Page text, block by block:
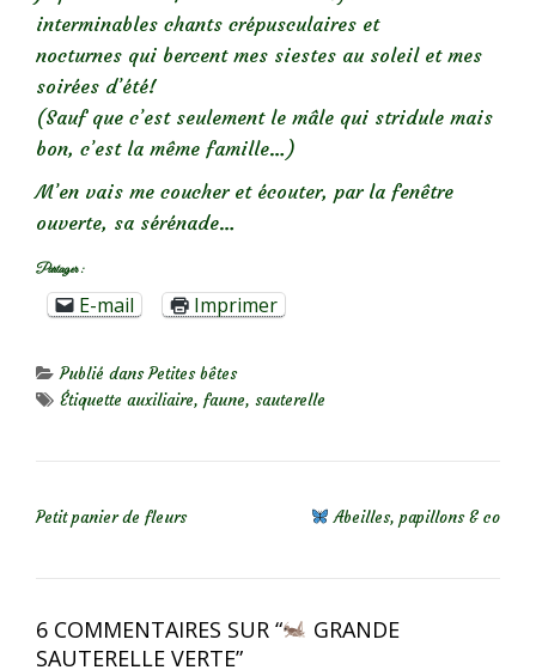
interminables chants crépusculaires et
nocturnes qui bercent mes siestes au soleil et mes
soirées d’été!
(Sauf que c’est seulement le mâle qui stridule mais
bon, c’est la même famille…)
M’en vais me coucher et écouter, par la fenêtre
ouverte, sa sérénade…
Partager :
E-mail Imprimer
Publié dansPetites bêtes
Étiquette auxiliaire, faune, sauterelle
Petit panier de fleurs Abeilles, papillons & co
6 COMMENTAIRES SUR “
GRANDE
SAUTERELLE VERTE”